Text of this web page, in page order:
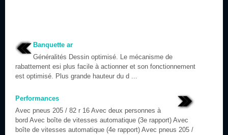
Banquette ar
Généralités Dessin optimisé. Le mécanisme de
rabattement esi plus facile à actionner et son fonctionnement
est optimisé. Plus grande hauteur du d ...
Performances
Avec pneus 205 / 82 r 16 Avec deux personnes à
bord Avec boîte de vitesses automatique (3e rapport) Avec
boîte de vitesses automatique (4e rapport) Avec pneus 205 /